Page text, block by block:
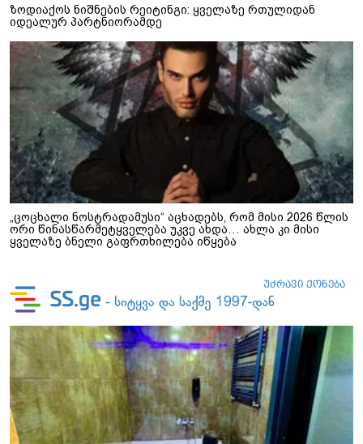
ზოდიაქოს ნიშნების რეიტინგი: ყველაზე რთულიდან
იდეალურ პარტნიორამდე
„ცოცხალი ნოსტრადამუსი“ აცხადებს, რომ მისი 2026 წლის
ორი წინასწარმეტყველება უკვე ახდა… ახლა კი მისი
ყველაზე ბნელი გაფრთხილება იწყება